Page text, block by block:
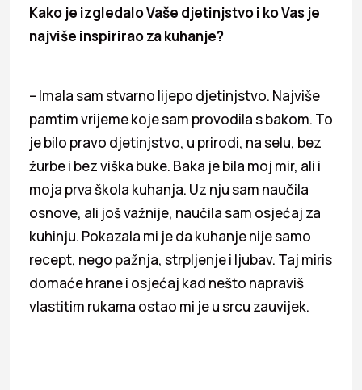
Kako je izgledalo Vaše djetinjstvo i ko Vas je
najviše inspirirao za kuhanje?
– Imala sam stvarno lijepo djetinjstvo. Najviše
pamtim vrijeme koje sam provodila s bakom. To
je bilo pravo djetinjstvo, u prirodi, na selu, bez
žurbe i bez viška buke. Baka je bila moj mir, ali i
moja prva škola kuhanja. Uz nju sam naučila
osnove, ali još važnije, naučila sam osjećaj za
kuhinju. Pokazala mi je da kuhanje nije samo
recept, nego pažnja, strpljenje i ljubav. Taj miris
domaće hrane i osjećaj kad nešto napraviš
vlastitim rukama ostao mi je u srcu zauvijek.